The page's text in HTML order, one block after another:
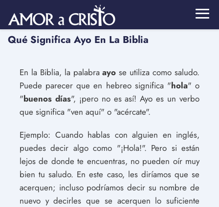
Qué Significa Ayo En La Biblia
En la Biblia, la palabraayose utiliza como saludo.
Puede parecer que en hebreo significa "hola" o
"buenos días", ¡pero no es así! Ayo es un verbo
que significa "ven aquí" o "acércate".
Ejemplo: Cuando hablas con alguien en inglés,
puedes decir algo como "¡Hola!". Pero si están
lejos de donde te encuentras, no pueden oír muy
bien tu saludo. En este caso, les diríamos que se
acerquen; incluso podríamos decir su nombre de
nuevo y decirles que se acerquen lo suficiente